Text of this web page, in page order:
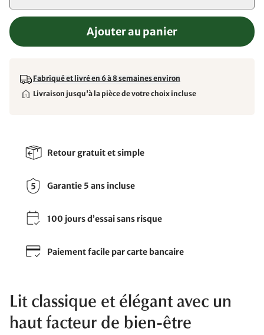
Ajouter au panier
Fabriqué et livré en 6 à 8 semaines environ
Livraison jusqu'à la pièce de votre choix incluse
Retour gratuit et simple
Garantie 5 ans incluse
100 jours d’essai sans risque
Paiement facile par carte bancaire
Lit classique et élégant avec un
haut facteur de bien-être